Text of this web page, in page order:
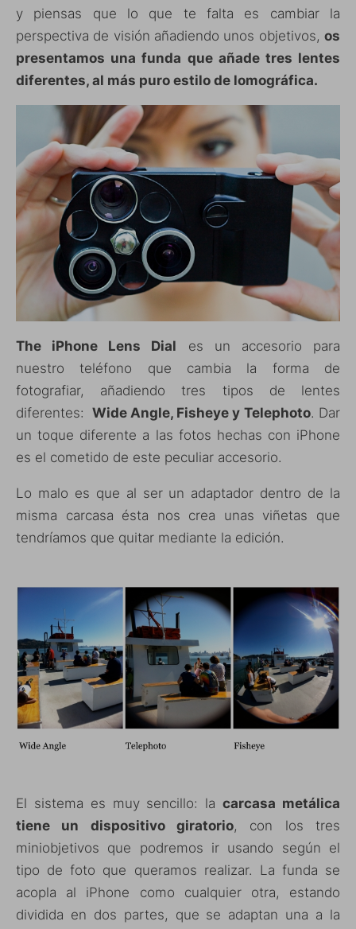
y piensas que lo que te falta es cambiar la
perspectiva de visión añadiendo unos objetivos, os
presentamos una funda que añade tres lentes
diferentes, al más puro estilo de lomográfica.
The iPhone Lens Dial es un accesorio para
nuestro teléfono que cambia la forma de
fotografiar, añadiendo tres tipos de lentes
diferentes: Wide Angle, Fisheye y Telephoto. Dar
un toque diferente a las fotos hechas con iPhone
es el cometido de este peculiar accesorio.
Lo malo es que al ser un adaptador dentro de la
misma carcasa ésta nos crea unas viñetas que
tendríamos que quitar mediante la edición.
El sistema es muy sencillo: lacarcasa metálica
tiene un dispositivo giratorio, con los tres
miniobjetivos que podremos ir usando según el
tipo de foto que queramos realizar. La funda se
acopla al iPhone como cualquier otra, estando
dividida en dos partes, que se adaptan una a la